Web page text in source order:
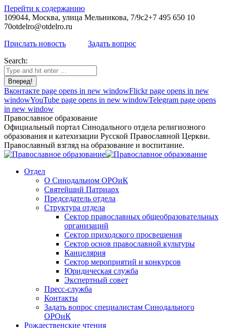
Перейти к содержанию
109044, Москва, улица Мельникова, 7/9с2+7 495 650 10
70otdelro@otdelro.ru
Прислать новость
Задать вопрос
Search:
Вконтакте page opens in new windowFlickr page opens in new
windowYouTube page opens in new windowTelegram page opens
in new window
Православное образование
Официальный портал Синодального отдела религиозного
образования и катехизации Русской Православной Церкви.
Православный взгляд на образование и воспитание.
Отдел
О Синодальном ОРОиК
Святейший Патриарх
Председатель отдела
Структура отдела
Сектор православных общеобразовательных
организаций
Сектор приходского просвещения
Сектор основ православной культуры
Канцелярия
Сектор мероприятий и конкурсов
Юридическая служба
Экспертный совет
Пресс-служба
Контакты
Задать вопрос специалистам Синодального
ОРОиК
Рождественские чтения